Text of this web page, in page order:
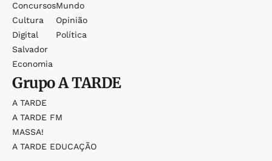
Concursos
Cultura
Digital
Salvador
Economia
Mundo
Opinião
Política
GrupoA TARDE
A TARDE
A TARDE FM
MASSA!
A TARDE EDUCAÇÃO